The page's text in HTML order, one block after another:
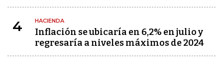
4 HACIENDA
Inflación se ubicaría en 6,2% en julio y
regresaría a niveles máximos de 2024